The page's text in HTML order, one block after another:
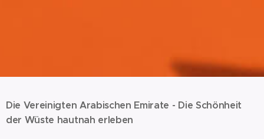
Die Vereinigten Arabischen Emirate - Die Schönheit
der Wüste hautnah erleben